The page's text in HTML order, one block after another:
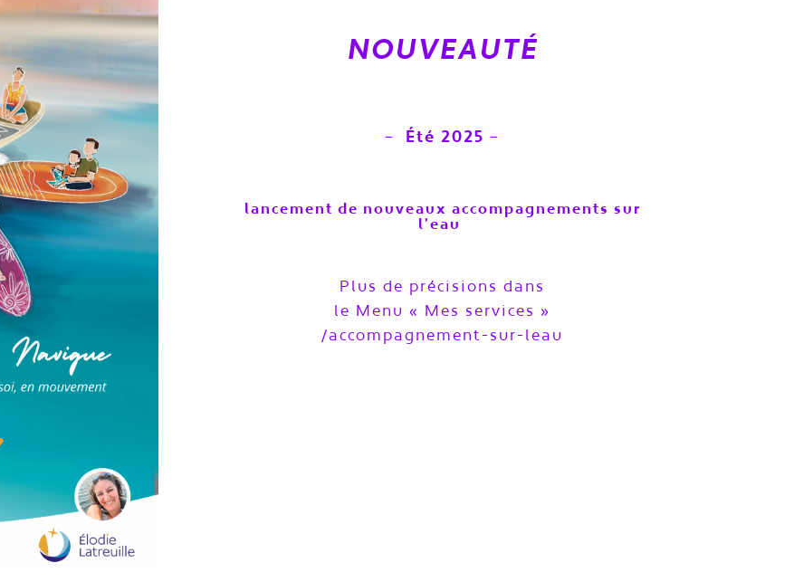
NOUVEAUTÉ
– Été 2025 –
lancement de nouveaux accompagnements sur
l’eau
Plus de précisions dans
le Menu « Mes services »
/accompagnement-sur-leau